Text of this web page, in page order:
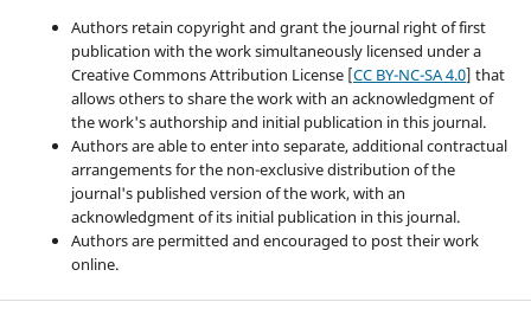
Authors retain copyright and grant the journal right of first
publication with the work simultaneously licensed under a
Creative Commons Attribution License [CC BY-NC-SA 4.0] that
allows others to share the work with an acknowledgment of
the work's authorship and initial publication in this journal.
Authors are able to enter into separate, additional contractual
arrangements for the non-exclusive distribution of the
journal's published version of the work, with an
acknowledgment of its initial publication in this journal.
Authors are permitted and encouraged to post their work
online.